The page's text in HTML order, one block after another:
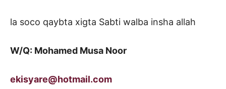
la soco qaybta xigta Sabti walba insha allah
W/Q: Mohamed Musa Noor
ekisyare@hotmail.com